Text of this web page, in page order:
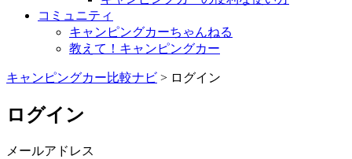
コミュニティ
キャンピングカーちゃんねる
教えて！キャンピングカー
キャンピングカー比較ナビ > ログイン
ログイン
メールアドレス